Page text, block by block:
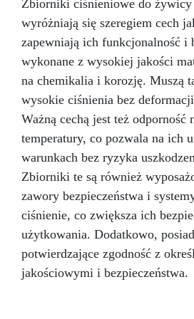
żywic poliuretanowych
Zbiorniki ciśnieniowe do żywicy
wyróżniają się szeregiem cech
zapewniają ich funkcjonalność i
wykonane z wysokiej jakości
na chemikalia i korozję. Muszą
wysokie ciśnienia bez
Ważną cechą jest też odporność
temperatury, co pozwala na ich
warunkach bez ryzyka
Zbiorniki te są również
zawory bezpieczeństwa i
ciśnienie, co zwiększa ich
użytkowania. Dodatkowo,
potwierdzające zgodność z
jakościowymi i bezpieczeństwa.